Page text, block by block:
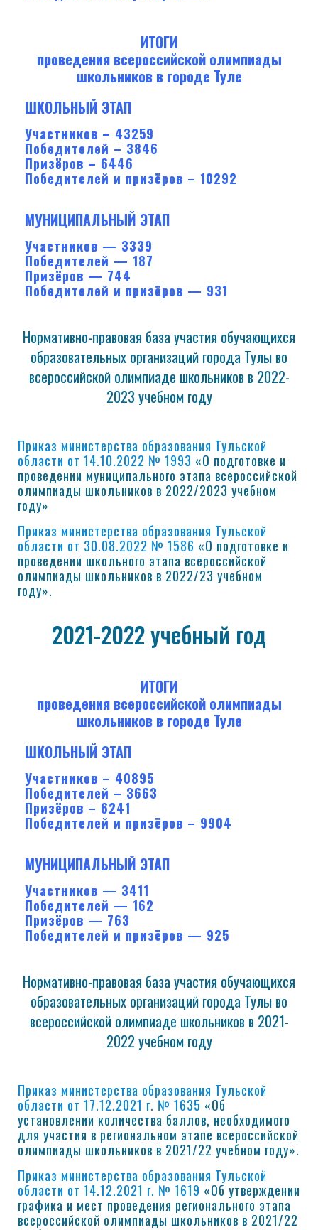
ИТОГИ
проведения всероссийской олимпиады
школьников в городе Туле
ШКОЛЬНЫЙ ЭТАП
Участников – 43259
Победителей – 3846
Призёров – 6446
Победителей и призёров – 10292
МУНИЦИПАЛЬНЫЙ ЭТАП
Участников — 3339
Победителей — 187
Призёров — 744
Победителей и призёров — 931
Нормативно-правовая база участия обучающихся
образовательных организаций города Тулы во
всероссийской олимпиаде школьников в 2022-
2023 учебном году
Приказ министерства образования Тульской
области от 14.10.2022 № 1993 «О подготовке и
проведении муниципального этапа всероссийской
олимпиады школьников в 2022/2023 учебном
году»
Приказ министерства образования Тульской
области от 30.08.2022 № 1586 «О подготовке и
проведении школьного этапа всероссийской
олимпиады школьников в 2022/23 учебном
году».
2021-2022 учебный год
ИТОГИ
проведения всероссийской олимпиады
школьников в городе Туле
ШКОЛЬНЫЙ ЭТАП
Участников – 40895
Победителей – 3663
Призёров – 6241
Победителей и призёров – 9904
МУНИЦИПАЛЬНЫЙ ЭТАП
Участников — 3411
Победителей — 162
Призёров — 763
Победителей и призёров — 925
Нормативно-правовая база участия обучающихся
образовательных организаций города Тулы во
всероссийской олимпиаде школьников в 2021-
2022 учебном году
Приказ министерства образования Тульской
области от 17.12.2021 г. № 1635 «Об
установлении количества баллов, необходимого
для участия в региональном этапе всероссийской
олимпиады школьников в 2021/22 учебном году».
Приказ министерства образования Тульской
области от 14.12.2021 г. № 1619 «Об утверждении
графика и мест проведения регионального этапа
всероссийской олимпиады школьников в 2021/22